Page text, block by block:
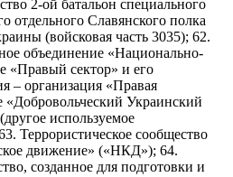
2-ой батальон специального
отдельного Славянского полка
(войсковая часть 3035); 62.
объединение «Национально-
«Правый сектор» и его
– организация «Правая
Украинский
используемое
Террористическое сообщество
движение» («НКД»); 64.
созданное для подготовки и